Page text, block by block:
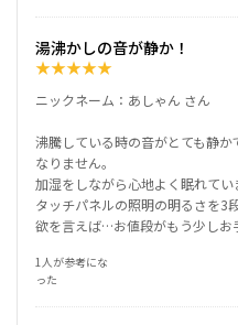
湯沸かしの音が静か！
★★★★★
ニックネーム：あしゃん さん
沸騰している時の音がとても静
なりません。
加湿をしながら心地よく眠れてい
タッチパネルの照明の明るさを3
欲を言えば…お値段がもう少しお
1人が参考にな
った